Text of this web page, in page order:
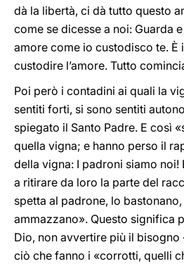
dà la libertà, ci dà tutto questo
come se dicesse a noi: Guarda
amore come io custodisco te.
custodire l’amore. Tutto
Poi però i contadini ai quali la
sentiti forti, si sono sentiti
spiegato il Santo Padre. E così
quella vigna; e hanno perso il
della vigna: I padroni siamo noi!
a ritirare da loro la parte del
spetta al padrone, lo
ammazzano». Questo significa
Dio, non avvertire più il bisogno
ciò che fanno i «corrotti, quelli